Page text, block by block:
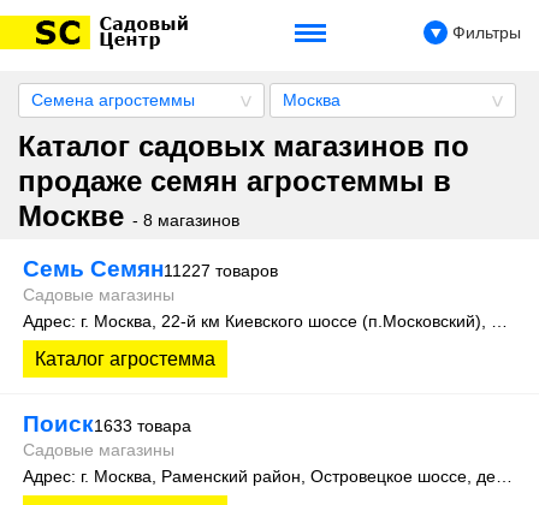
Фильтры
Семена агростеммы Москва
Каталог садовых магазинов по
продаже семян агростеммы в
Москве - 8 магазинов
Семь Семян11227 товаров
Садовые магазины
Каталог агростемма
Поиск1633 товара
Садовые магазины